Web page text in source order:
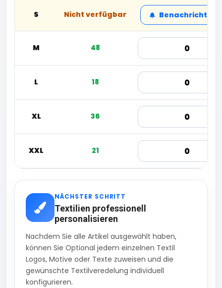
S Nicht verfügbar
M 48
L 18
XL 36
XXL 21
NÄCHSTER SCHRITT
Textilien professionell
personalisieren
Nachdem Sie alle Artikel ausgewählt haben,
können Sie Optional jedem einzelnen Textil
Logos, Motive oder Texte zuweisen und die
gewünschte Textilveredelung individuell
konfigurieren.